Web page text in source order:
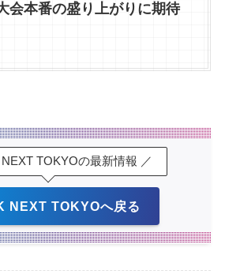
会本番の盛り上がりに期待
TOKYOの最新情報 ／
NEXT TOKYOへ戻る